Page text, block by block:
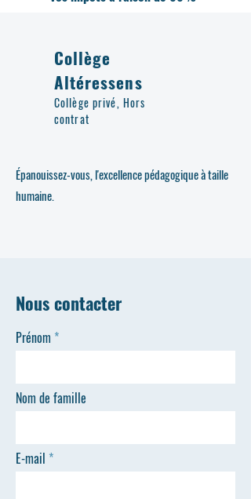
Collège
Altéressens
Collège privé, Hors
contrat
Épanouissez-vous, l'excellence pédagogique à taille
humaine.
Nous contacter
Prénom
Nom de famille
E-mail